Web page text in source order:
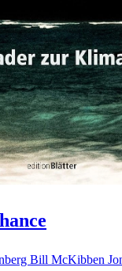
Bill McKibben